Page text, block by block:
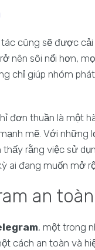
cũng sẽ được cải
nên sôi nổi hơn,
chỉ giúp nhóm
đơn thuần là một
mẽ. Với những
rằng việc sử
ai đang muốn mở
an
, một trong
cách an toàn và